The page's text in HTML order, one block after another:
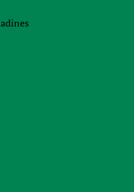
бенефициара
документы,
право владения
предоставить